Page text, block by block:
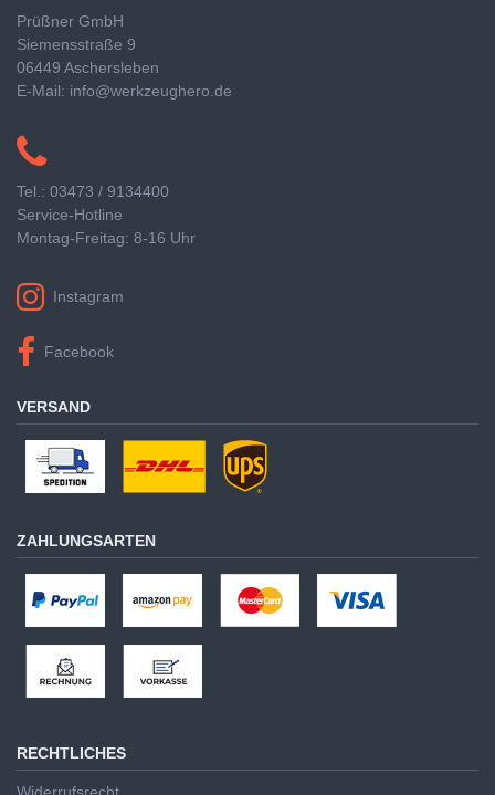
Prüßner GmbH
Siemensstraße 9
06449 Aschersleben
E-Mail: info@werkzeughero.de
Tel.: 03473 / 9134400
Service-Hotline
Montag-Freitag: 8-16 Uhr
Instagram
Facebook
VERSAND
ZAHLUNGSARTEN
RECHTLICHES
Widerrufsrecht